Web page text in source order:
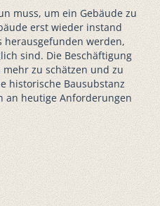
muss, um ein Gebäude zu
erst wieder instand
herausgefunden werden,
sind. Die Beschäftigung
zu schätzen und zu
historische Bausubstanz
an heutige Anforderungen